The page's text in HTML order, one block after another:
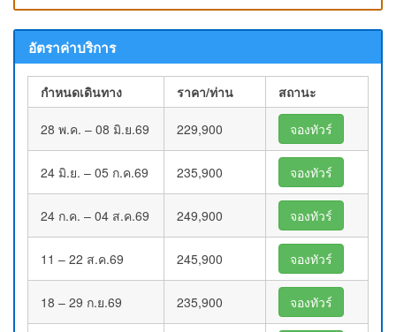
อัตราค่าบริการ
กำหนดเดินทาง ราคา/ท่าน สถานะ
28 พ.ค. – 08 มิ.ย.69 229,900 จองทัวร์
24 มิ.ย. – 05 ก.ค.69 235,900 จองทัวร์
24 ก.ค. – 04 ส.ค.69 249,900 จองทัวร์
11 – 22 ส.ค.69 245,900 จองทัวร์
18 – 29 ก.ย.69 235,900 จองทัวร์